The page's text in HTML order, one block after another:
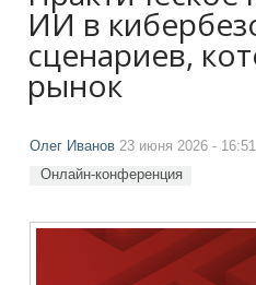
ИИ в
сценариев,
рынок
Олег Иванов 23 июня 2026 - 16:51
Онлайн-конференция